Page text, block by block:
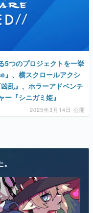
つのプロジェクトを一挙
、横スクロールアクシ
乱』、ホラーアドベンチ
ー『シニガミ姫』
2025年3月14日 公開